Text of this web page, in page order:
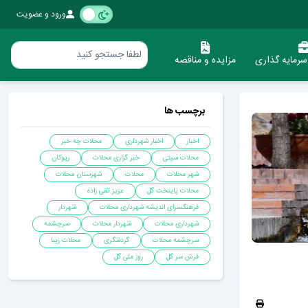
ورود و عضویت
گذاری مزایده و مناقصه
برچسب ها
اخبار اخبار شهرداری
محلات چه خبر
محلات سیتی
خبر گزاری محلات
ریوکان
شهر محلات
محلات
شهرستان محلات
محلات پایتخت گل
عزیز تقی زاده
فرهنگسرای اندیشه شهرداری محلات
شهردار
شهرداری محلات
شهردار محلات
سرچشمه
سرچشمه محلات
گردشگری
محلات زیبا
فرش سر گل
روز ملی گل